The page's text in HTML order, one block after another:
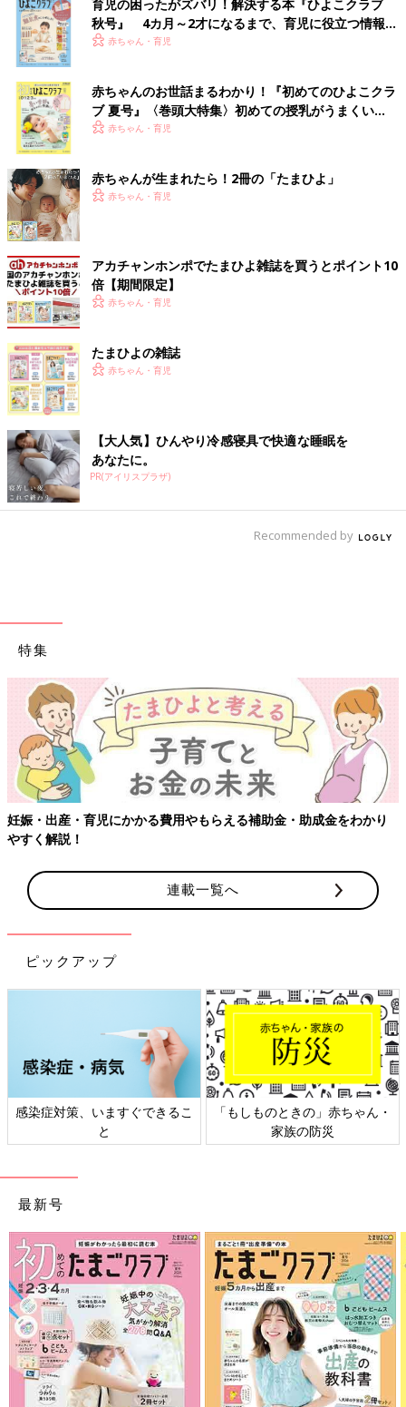
育児の困ったがズバリ！解決する本『ひよこクラブ
秋号』 4カ月～2才になるまで、育児に役立つ情報が
いっぱい！
赤ちゃん・育児
赤ちゃんのお世話まるわかり！『初めてのひよこクラ
ブ 夏号』〈巻頭大特集〉初めての授乳がうまくい
く！ おっぱい・ミルクの基本と夏のトラブル 解決テ
赤ちゃん・育児
赤ちゃんが生まれたら！2冊の「たまひよ」
赤ちゃん・育児
アカチャンホンポでたまひよ雑誌を買うとポイント10
倍【期間限定】
赤ちゃん・育児
たまひよの雑誌
赤ちゃん・育児
【大人気】ひんやり冷感寝具で快適な睡眠を
あなたに。
PR(アイリスプラザ)
Recommended by
特集
妊娠・出産・育児にかかる費用やもらえる補助金・助成金をわかり
やすく解説！
連載一覧へ
ピックアップ
感染症対策、いますぐできるこ
と
「もしものときの」赤ちゃん・
家族の防災
最新号